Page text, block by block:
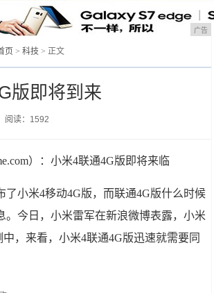
广告
页 >科技 > 正文
版即将到来
阅读：1592
）：小米4联通4G版即将来临
了小米4移动4G版，而联通4G版什么时候
。今日，小米雷军在新浪微博表露，小米
，来看，小米4联通4G版迅速就需要同